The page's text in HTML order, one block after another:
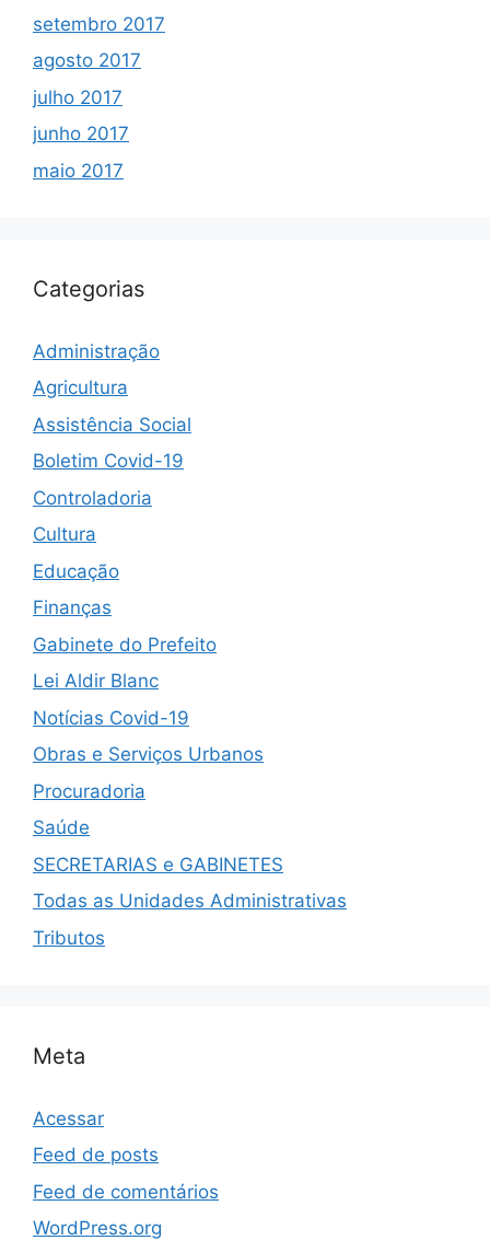
setembro 2017
agosto 2017
julho 2017
junho 2017
maio 2017
Categorias
Administração
Agricultura
Assistência Social
Boletim Covid-19
Controladoria
Cultura
Educação
Finanças
Gabinete do Prefeito
Lei Aldir Blanc
Notícias Covid-19
Obras e Serviços Urbanos
Procuradoria
Saúde
SECRETARIAS e GABINETES
Todas as Unidades Administrativas
Tributos
Meta
Acessar
Feed de posts
Feed de comentários
WordPress.org